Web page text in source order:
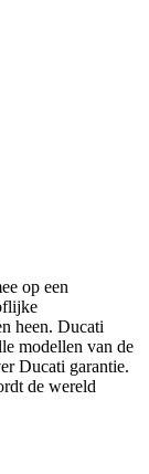
op een
heen. Ducati
modellen van de
Ducati garantie.
de wereld